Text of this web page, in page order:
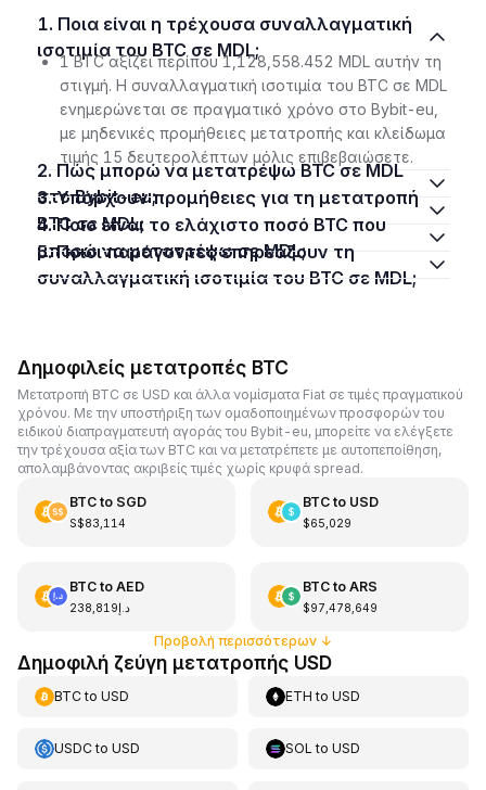
1. Ποια είναι η τρέχουσα συναλλαγματική
ισοτιμία του BTC σε MDL;
1 BTC αξίζει περίπου 1,128,558.452 MDL αυτήν τη
στιγμή. Η συναλλαγματική ισοτιμία του BTC σε MDL
ενημερώνεται σε πραγματικό χρόνο στο Bybit-eu,
με μηδενικές προμήθειες μετατροπής και κλείδωμα
τιμής 15 δευτερολέπτων μόλις επιβεβαιώσετε.
2. Πώς μπορώ να μετατρέψω BTC σε MDL
στο Bybit-eu;
3. Υπάρχουν προμήθειες για τη μετατροπή
BTC σε MDL;
4. Ποιο είναι το ελάχιστο ποσό BTC που
μπορώ να μετατρέψω σε MDL;
5. Ποιοι παράγοντες επηρεάζουν τη
συναλλαγματική ισοτιμία του BTC σε MDL;
Δημοφιλείς μετατροπές BTC
Μετατροπή BTC σε USD και άλλα νομίσματα Fiat σε τιμές πραγματικού
χρόνου. Με την υποστήριξη των ομαδοποιημένων προσφορών του
ειδικού διαπραγματευτή αγοράς του Bybit-eu, μπορείτε να ελέγξετε
την τρέχουσα αξία των BTC και να μετατρέπετε με αυτοπεποίθηση,
απολαμβάνοντας ακριβείς τιμές χωρίς κρυφά spread.
BTCto SGD
S$83,114
BTCto USD
$65,029
BTCto AED
د.إ238,819
BTCto ARS
$97,478,649
Προβολή περισσότερων↓
Δημοφιλή ζεύγη μετατροπής USD
BTCto USD ETH toUSD
USDCto USD SOL toUSD